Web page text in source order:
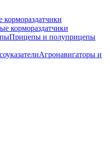
кормораздатчики
кормораздатчики
Прицепы и полуприцепы
Агронавигаторы и